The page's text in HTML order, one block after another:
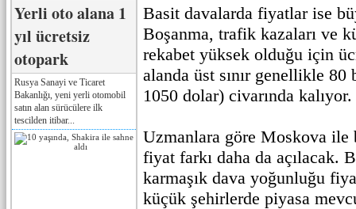
Yerli oto alana 1
yıl ücretsiz
otopark
Rusya Sanayi ve Ticaret
Bakanlığı, yeni yerli otomobil
satın alan sürücülere ilk
tescilden itibar...
Basit davalarda fiyatlar ise
Boşanma, trafik kazaları ve
rekabet yüksek olduğu için
alanda üst sınır genellikle 80
1050 dolar) civarında kalıyor.
Uzmanlara göre Moskova ile
fiyat farkı daha da açılacak.
karmaşık dava yoğunluğu
küçük şehirlerde piyasa